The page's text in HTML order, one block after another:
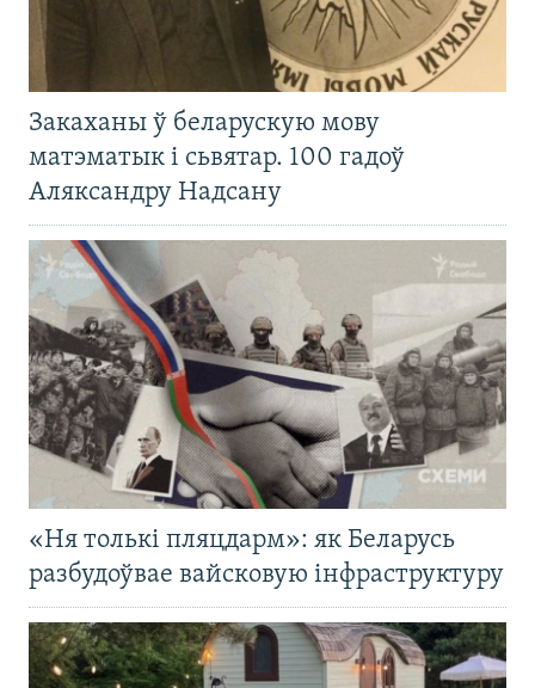
Закаханы ў беларускую мову
матэматык і сьвятар. 100 гадоў
Аляксандру Надсану
«Ня толькі пляцдарм»: як Беларусь
разбудоўвае вайсковую інфраструктуру